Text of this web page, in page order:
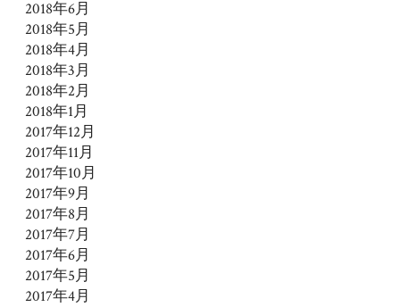
2018年6月
2018年5月
2018年4月
2018年3月
2018年2月
2018年1月
2017年12月
2017年11月
2017年10月
2017年9月
2017年8月
2017年7月
2017年6月
2017年5月
2017年4月